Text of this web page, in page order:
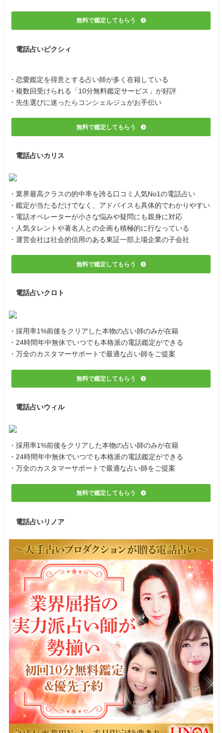
無料で鑑定してもらう
電話占いピクシィ
・恋愛鑑定を得意とする占い師が多く在籍している
・複数回受けられる「10分無料鑑定サービス」が好評
・先生選びに迷ったらコンシェルジュがお手伝い
無料で鑑定してもらう
電話占いカリス
・業界最高クラスの的中率を誇る口コミ人気No1の電話占い
・鑑定が当たるだけでなく、アドバイスも具体的でわかりやすい
・電話オペレーターが小さな悩みや疑問にも親身に対応
・人気タレントや著名人との企画も積極的に行なっている
・運営会社は社会的信用のある東証一部上場企業の子会社
無料で鑑定してもらう
電話占いクロト
・採用率1%前後をクリアした本物の占い師のみが在籍
・24時間年中無休でいつでも本格派の電話鑑定ができる
・万全のカスタマーサポートで最適な占い師をご提案
無料で鑑定してもらう
電話占いウィル
・採用率1%前後をクリアした本物の占い師のみが在籍
・24時間年中無休でいつでも本格派の電話鑑定ができる
・万全のカスタマーサポートで最適な占い師をご提案
無料で鑑定してもらう
電話占いリノア